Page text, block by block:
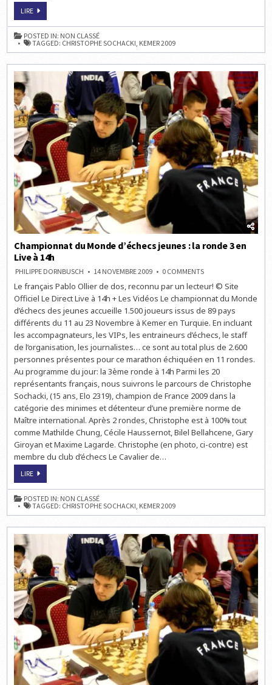
LIRECHAMPIONNATS
MONDE
D’ÉCHECS
JEUNES
:
DÉFAITE
100%
POSTED IN: NON CLASSÉ
TAGGED: CHRISTOPHE SOCHACKI KEMER 2009
Championnat du Monde d’échecs jeunes : la ronde 3 en
Live à 14h
PHILIPPE DORNBUSCH 14 NOVEMBRE 2009 0 COMMENTSON
DU
D’ÉCHECS
JEUNES
:
LA
3
EN
LIVE
À
Le français Pablo Ollier de dos, reconnu par un lecteur! © Site
Officiel Le Direct Live à 14h + Les Vidéos Le championnat du Monde
d’échecs des jeunes accueille 1.500 joueurs issus de 89 pays
différents du 11 au 23 Novembre à Kemer en Turquie. En incluant
les accompagnateurs, les VIPs, les entraineurs d’échecs, le staff
de l’organisation, les journalistes… ce sont au total plus de 2.600
personnes présentes pour ce marathon échiquéen en 11 rondes.
Au programme du jour: la 3ème ronde à 14h Parmi les 20
représentants français, nous suivrons le parcours de Christophe
Sochacki, (15 ans, Elo 2319), champion de France 2009 dans la
catégorie des minimes et détenteur d’une première norme de
Maître international. Après 2 rondes, Christophe est à 100% tout
comme Mathilde Chung, Cécile Haussernot, Bilel Bellahcene, Gary
Giroyan et Maxime Lagarde. Christophe (en photo, ci-contre) est
membre du club d’échecs Le Cavalier de…
LIRECHAMPIONNAT
MONDE
D’ÉCHECS
JEUNES
:
LA
À
14H
POSTED IN: NON CLASSÉ
TAGGED: CHRISTOPHE SOCHACKI, KEMER 2009